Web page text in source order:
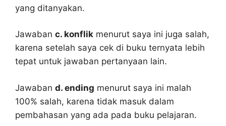
yang ditanyakan.
Jawaban c. konflik menurut saya ini juga salah,
karena setelah saya cek di buku ternyata lebih
tepat untuk jawaban pertanyaan lain.
Jawaban d. ending menurut saya ini malah
100% salah, karena tidak masuk dalam
pembahasan yang ada pada buku pelajaran.